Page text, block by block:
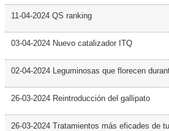
11-04-2024 QS ranking
03-04-2024 Nuevo catalizador ITQ
02-04-2024 Leguminosas que florecen
26-03-2024 Reintroducción del gallipato
26-03-2024 Tratamientos más eficades de